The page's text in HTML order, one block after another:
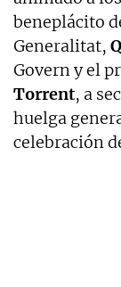
beneplácito
Generalitat,
Govern y el
Torrent, a
huelga
celebración